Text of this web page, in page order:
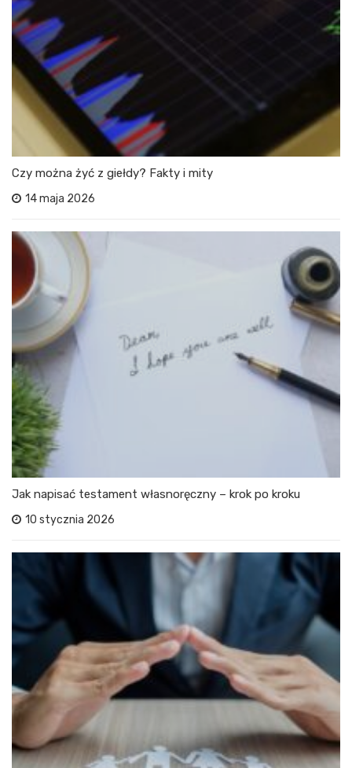
Czy można żyć z giełdy? Fakty i mity
14 maja 2026
Jak napisać testament własnoręczny – krok po kroku
10 stycznia 2026